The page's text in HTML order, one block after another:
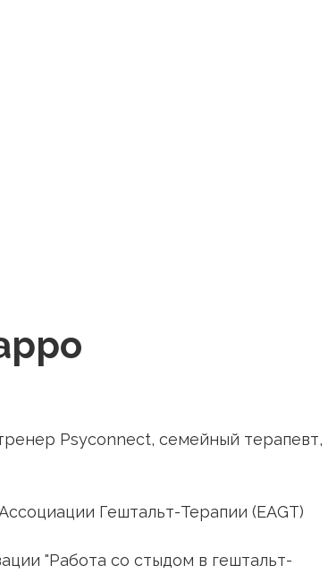
Psyconnect, семейный терапевт,
Гештальт-Терапии (EAGT)
"Работа со стыдом в гештальт-